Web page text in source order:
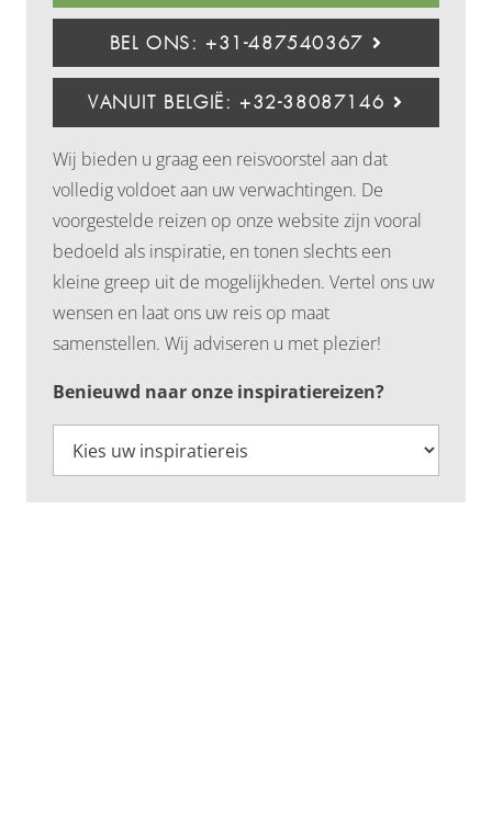
BEL ONS: +31-487540367
VANUIT BELGIË: +32-38087146
Wij bieden u graag een reisvoorstel aan dat
volledig voldoet aan uw verwachtingen. De
voorgestelde reizen op onze website zijn vooral
bedoeld als inspiratie, en tonen slechts een
kleine greep uit de mogelijkheden. Vertel ons uw
wensen en laat ons uw reis op maat
samenstellen. Wij adviseren u met plezier!
Benieuwd naar onze inspiratiereizen?